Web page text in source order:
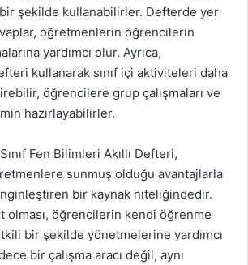
şekilde kullanabilirler. Defterde yer
öğretmenlerin öğrencilerin
yardımcı olur. Ayrıca,
kullanarak sınıf içi aktiviteleri daha
öğrencilere grup çalışmaları ve
hazırlayabilirler.
Fen Bilimleri Akıllı Defteri,
sunmuş olduğu avantajlarla
bir kaynak niteliğindedir.
olması, öğrencilerin kendi öğrenme
bir şekilde yönetmelerine yardımcı
bir çalışma aracı değil, aynı